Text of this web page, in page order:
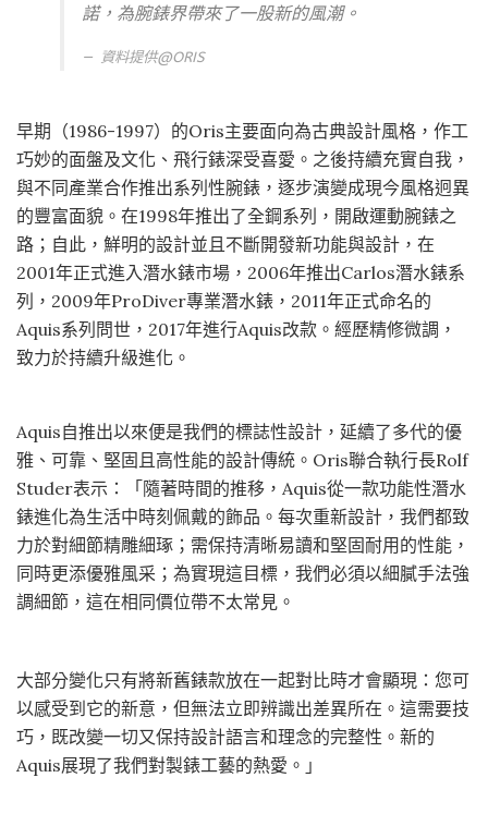
諾，為腕錶界帶來了一股新的風潮。
資料提供@ORIS
早期（1986-1997）的Oris主要面向為古典設計風格，作工
巧妙的面盤及文化、飛行錶深受喜愛。之後持續充實自我，
與不同產業合作推出系列性腕錶，逐步演變成現今風格迥異
的豐富面貌。在1998年推出了全鋼系列，開啟運動腕錶之
路；自此，鮮明的設計並且不斷開發新功能與設計，在
2001年正式進入潛水錶市場，2006年推出Carlos潛水錶系
列，2009年ProDiver專業潛水錶，2011年正式命名的
Aquis系列問世，2017年進行Aquis改款。經歷精修微調，
致力於持續升級進化。
Aquis自推出以來便是我們的標誌性設計，延續了多代的優
雅、可靠、堅固且高性能的設計傳統。Oris聯合執行長Rolf
Studer表示：「隨著時間的推移，Aquis從一款功能性潛水
錶進化為生活中時刻佩戴的飾品。每次重新設計，我們都致
力於對細節精雕細琢；需保持清晰易讀和堅固耐用的性能，
同時更添優雅風采；為實現這目標，我們必須以細膩手法強
調細節，這在相同價位帶不太常見。
大部分變化只有將新舊錶款放在一起對比時才會顯現：您可
以感受到它的新意，但無法立即辨識出差異所在。這需要技
巧，既改變一切又保持設計語言和理念的完整性。新的
Aquis展現了我們對製錶工藝的熱愛。」